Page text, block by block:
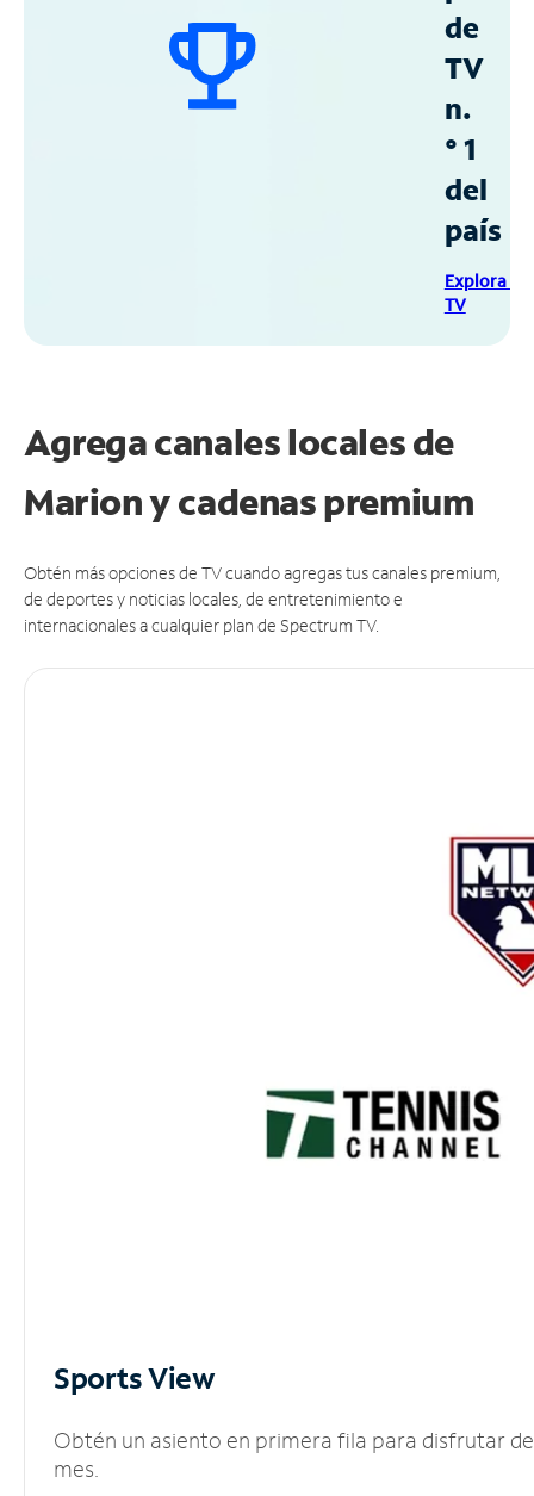
de
TV
n.
° 1
del
país
Explora
TV
Agrega canales locales de
Marion y cadenas premium
Obtén más opciones de TV cuando agregas tus canales premium,
de deportes y noticias locales, de entretenimiento e
internacionales a cualquier plan de Spectrum TV.
Sports View
Obtén un asiento en primera fila para disfrutar
mes.